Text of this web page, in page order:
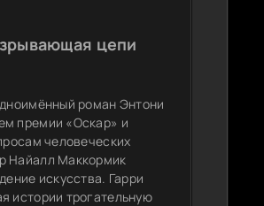
цепи
роман Энтони
премии «Оскар» и
человеческих
Найалл Маккормик
искусства. Гарри
истории трогательную